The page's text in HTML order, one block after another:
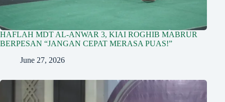
HAFLAH MDT AL-ANWAR 3, KIAI ROGHIB MABRUR
BERPESAN “JANGAN CEPAT MERASA PUAS!”
June 27, 2026